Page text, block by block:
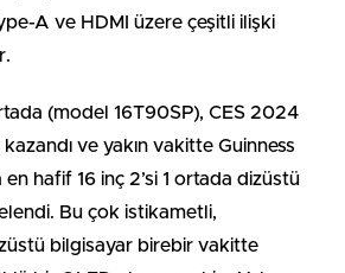
A ve HDMI üzere çeşitli ilişki
(model 16T90SP), CES 2024
ve yakın vakitte Guinness
en hafif 16 inç 2’si 1 ortada dizüstü
Bu çok istikametli,
bilgisayar birebir vakitte